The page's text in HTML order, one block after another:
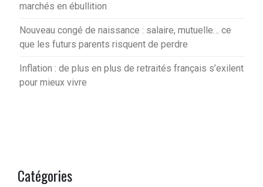
marchés en ébullition
Nouveau congé de naissance : salaire, mutuelle… ce
que les futurs parents risquent de perdre
Inflation : de plus en plus de retraités français s’exilent
pour mieux vivre
Catégories